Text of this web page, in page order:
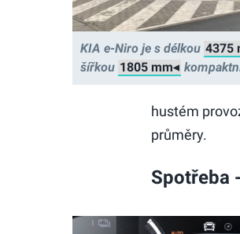
KIA e-Niro je s délkou
šířkou
hustém
průměry.
Spotřeba